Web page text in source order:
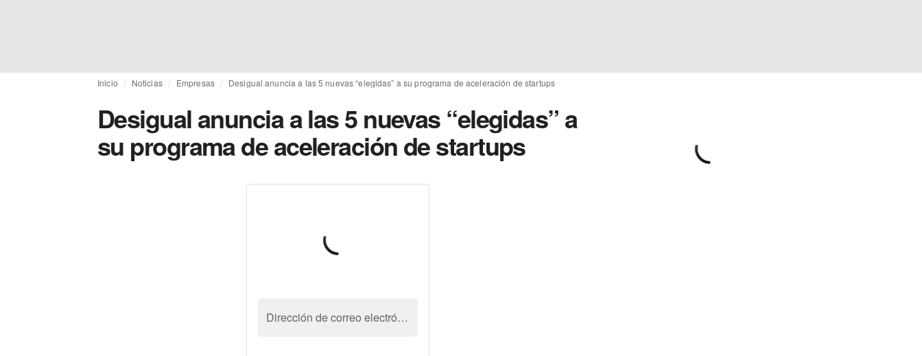
Inicio Noticias Empresas Desigual anuncia a las 5 nuevas “elegidas” a su programa de aceleración de startups
Desigual anuncia a las 5 nuevas “elegidas” a
su programa de aceleración de startups
Dirección de correo electrónico